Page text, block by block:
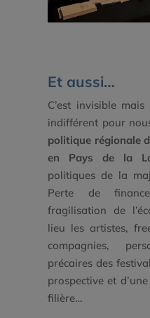
Et aussi…
C’est invisible
indifférent pour
politique régionale
en Pays de la
politiques de la
Perte de
fragilisation de
lieu les artistes,
compagnies,
précaires des
prospective et
filière…